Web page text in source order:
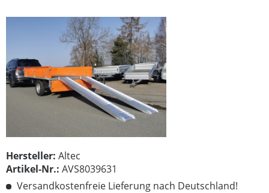
Hersteller: Altec
Artikel-Nr.: AVS8039631
Versandkostenfreie Lieferung nach Deutschland!